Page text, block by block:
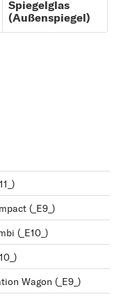
Spiegelglas
(Außenspiegel)
(_E9_)
(_E10_)
Wagon (_E9_)